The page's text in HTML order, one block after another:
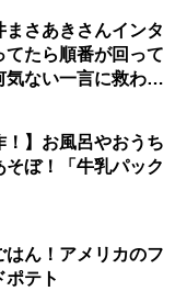
さあきさんインタ
てたら順番が回って
気ない一言に救われ
！】お風呂やおうち
ぼ！「牛乳パック
ん！アメリカのフ
ポテト